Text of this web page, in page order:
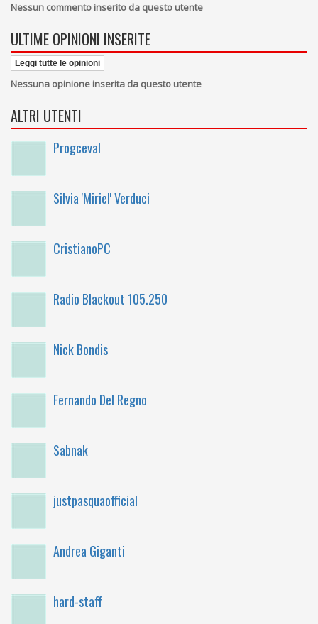
Nessun commento inserito da questo utente
ULTIME OPINIONI INSERITE
Leggi tutte le opinioni
Nessuna opinione inserita da questo utente
ALTRI UTENTI
Progceval
Silvia 'Miriel' Verduci
CristianoPC
Radio Blackout 105.250
Nick Bondis
Fernando Del Regno
Sabnak
justpasquaofficial
Andrea Giganti
hard-staff